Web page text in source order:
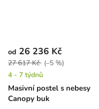
Masivní postel s nebesy
Canopy buk
od 26 236 Kč
27 617 Kč (–5 %)
4 - 7 týdnů